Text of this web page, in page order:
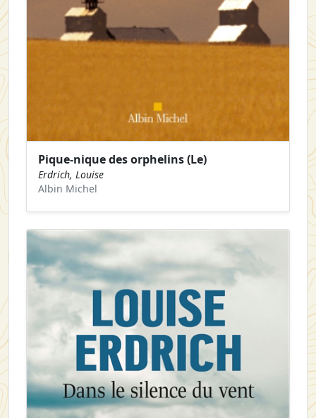
Pique-nique des orphelins (Le)
Erdrich, Louise
Albin Michel